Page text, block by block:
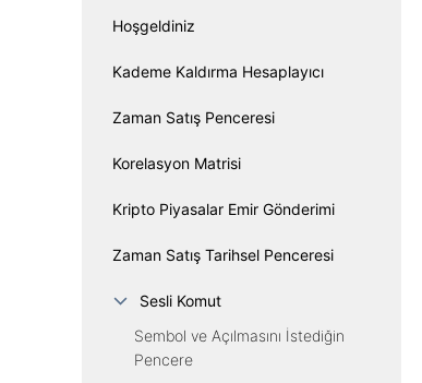
Hoşgeldiniz
Kademe Kaldırma Hesaplayıcı
Zaman Satış Penceresi
Korelasyon Matrisi
Kripto Piyasalar Emir Gönderimi
Zaman Satış Tarihsel Penceresi
Sesli Komut
Sembol ve Açılmasını İstediğin
Pencere